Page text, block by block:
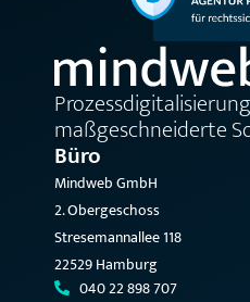
maßgeschneiderte
Büro
Mindweb GmbH
2. Obergeschoss
Stresemannallee 118
22529 Hamburg
040 22 898 707